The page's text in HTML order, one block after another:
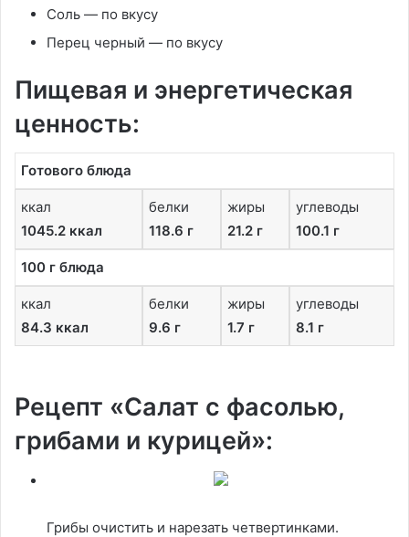
Соль — по вкусу
Перец черный — по вкусу
Пищевая и энергетическая
ценность:
Готового блюда
ккал
1045.2 ккал
белки
118.6 г
жиры
21.2 г
углеводы
100.1 г
100 г блюда
ккал
84.3 ккал
белки
9.6 г
жиры
1.7 г
углеводы
8.1 г
Рецепт «Салат с фасолью,
грибами и курицей»:
Грибы очистить и нарезать четвертинками.